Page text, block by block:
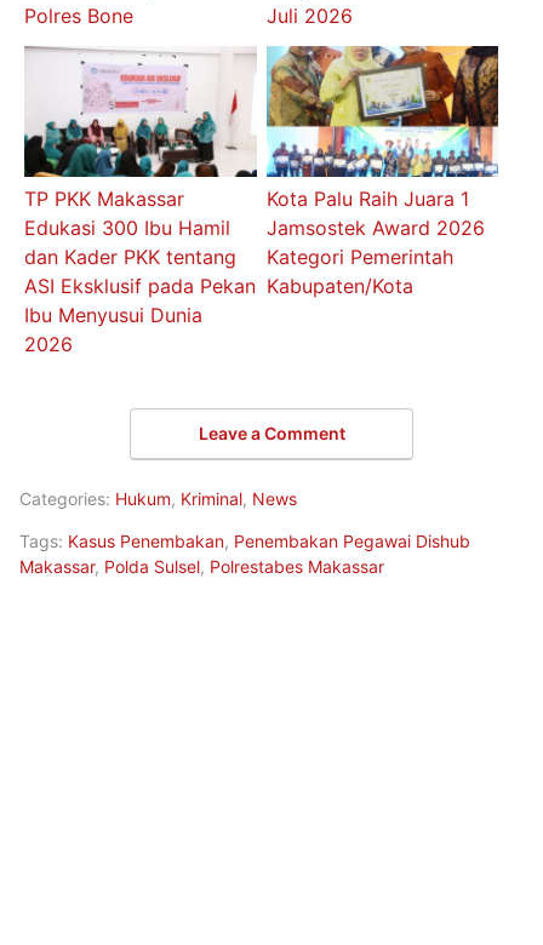
Polres Bone
Juli 2026
TP PKK Makassar
Edukasi 300 Ibu Hamil
dan Kader PKK tentang
ASI Eksklusif pada Pekan
Ibu Menyusui Dunia
2026
Kota Palu Raih Juara 1
Jamsostek Award 2026
Kategori Pemerintah
Kabupaten/Kota
Leave a Comment
Categories: Hukum, Kriminal, News
Tags: Kasus Penembakan, Penembakan Pegawai Dishub
Makassar, Polda Sulsel, Polrestabes Makassar